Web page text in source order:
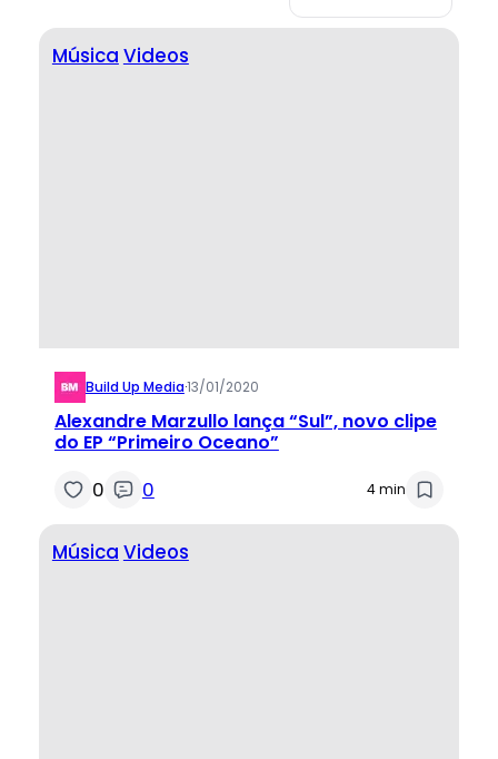
Música Videos
Build Up Media·13/01/2020
Alexandre Marzullo lança “Sul”, novo clipe
do EP “Primeiro Oceano”
0 0 4 min
Música Videos